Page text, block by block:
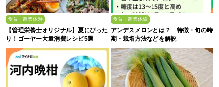
食育・農業体験
【管理栄養士オリジナル】夏にぴった
り！ゴーヤー大量消費レシピ5選
食育・農業体験
アンデスメロンとは？ 特徴・旬の時
期・栽培方法などを解説